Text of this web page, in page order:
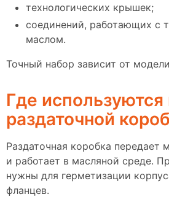
технологических крышек;
соединений, работающих с
маслом.
Точный набор зависит от
Где
раздаточной
Раздаточная коробка
и работает в масляной среде.
нужны для герметизации
фланцев.